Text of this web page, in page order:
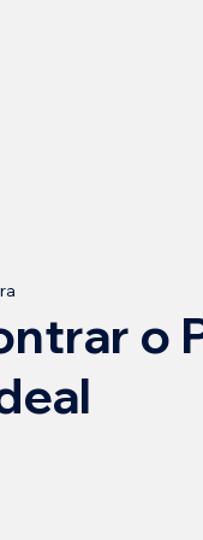
o